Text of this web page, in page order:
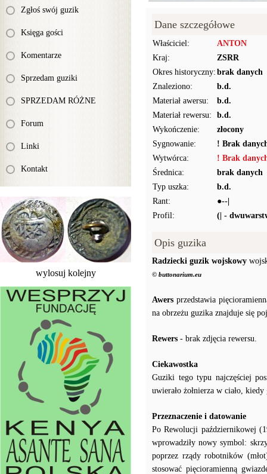
Zgłoś swój guzik
Księga gości
Komentarze
Sprzedam guziki
SPRZEDAM RÓŻNE
Forum
Linki
Kontakt
wylosuj kolejny
Dane szczegółowe
Właściciel:
ANTON
Kraj:
ZSRR
Okres historyczny: brak danych
Znaleziono:
b.d.
Materiał awersu:
b.d.
Materiał rewersu:
b.d.
Wykończenie:
złocony
Sygnowanie:
! Brak
Wytwórca:
! Brak
Średnica:
brak danych
Typ uszka:
b.d.
Rant:
●--|
Profil:
(| -
Opis guzika
Radziecki guzik wojskowy
© buttonarium.eu
Awers przedstawia
na obrzeżu guzika znajduje się
Rewers - brak zdjęcia rewersu.
Ciekawostka
Guziki tego typu najczęściej
uwierało żołnierza w ciało,
Przeznaczenie i datowanie
Po Rewolucji październikowej
wprowadziły nowy symbol:
poprzez rządy robotników
stosować pięcioramienną